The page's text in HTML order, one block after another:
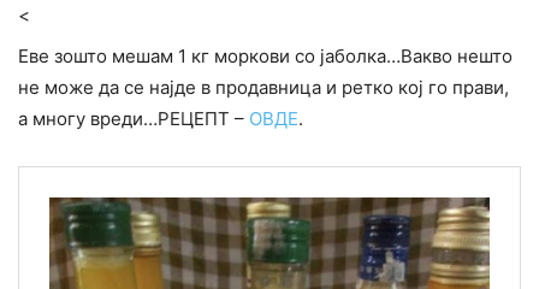
<
Еве зошто мешам 1 кг моркови со јаболка…Вакво нешто
не може да се најде в продавница и ретко кој го прави,
а многу вреди…РЕЦЕПТ – ОВДЕ.